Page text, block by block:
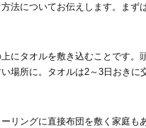
法についてお伝えします。まず
にタオルを敷き込むことです。
場所に。タオルは2～3日おきに
リングに直接布団を敷く家庭も